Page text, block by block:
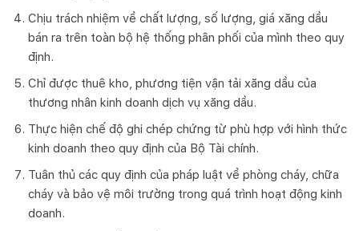
Chịu trách nhiệm về chất lượng, số lượng, giá xăng dầu
bán ra trên toàn bộ hệ thống phân phối của mình theo quy
định.
Chỉ được thuê kho, phương tiện vận tải xăng dầu của
thương nhân kinh doanh dịch vụ xăng dầu.
Thực hiện chế độ ghi chép chứng từ phù hợp với hình thức
kinh doanh theo quy định của Bộ Tài chính.
Tuân thủ các quy định của pháp luật về phòng cháy, chữa
cháy và bảo vệ môi trường trong quá trình hoạt động kinh
doanh.